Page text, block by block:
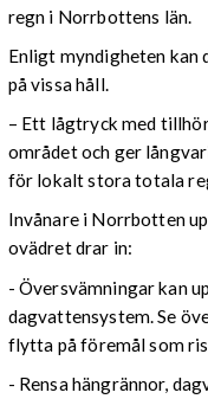
regn i Norrbottens län.
Enligt myndigheten
på vissa håll.
– Ett lågtryck med
området och ger
för lokalt stora totala
Invånare i Norrbotten
ovädret drar in:
- Översvämningar kan
dagvattensystem. Se
flytta på föremål som
- Rensa hängrännor,